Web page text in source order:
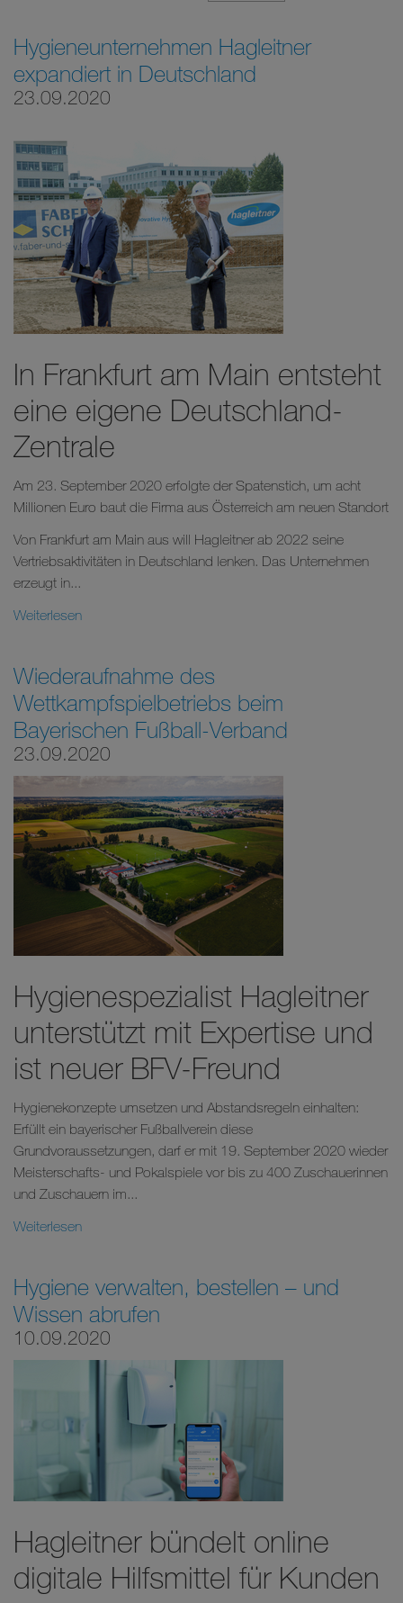
Hygieneunternehmen Hagleitner
expandiert in Deutschland
23.09.2020
In Frankfurt am Main entsteht
eine eigene Deutschland-
Zentrale
Am 23. September 2020 erfolgte der Spatenstich, um acht
Millionen Euro baut die Firma aus Österreich am neuen Standort
Von Frankfurt am Main aus will Hagleitner ab 2022 seine
Vertriebsaktivitäten in Deutschland lenken. Das Unternehmen
erzeugt in...
Weiterlesen
Wiederaufnahme des
Wettkampfspielbetriebs beim
Bayerischen Fußball-Verband
23.09.2020
Hygienespezialist Hagleitner
unterstützt mit Expertise und
ist neuer BFV-Freund
Hygienekonzepte umsetzen und Abstandsregeln einhalten:
Erfüllt ein bayerischer Fußballverein diese
Grundvoraussetzungen, darf er mit 19. September 2020 wieder
Meisterschafts- und Pokalspiele vor bis zu 400 Zuschauerinnen
und Zuschauern im...
Weiterlesen
Hygiene verwalten, bestellen – und
Wissen abrufen
10.09.2020
Hagleitner bündelt online
digitale Hilfsmittel für Kunden